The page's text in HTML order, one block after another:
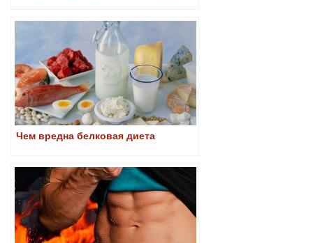
Чем вредна белковая диета